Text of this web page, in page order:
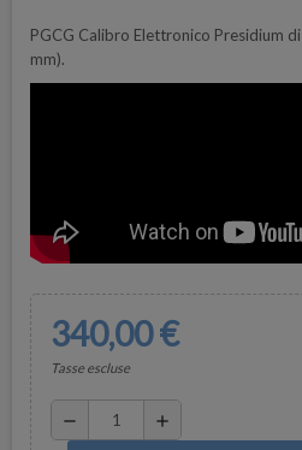
PGCG Calibro Elettronico Presidium
mm).
340,00 €
Tasse escluse
remove add